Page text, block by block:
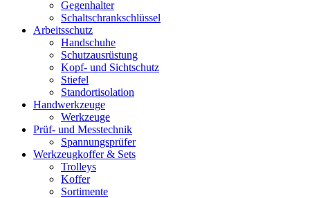
Gegenhalter
Schaltschrankschlüssel
Arbeitsschutz
Handschuhe
Schutzausrüstung
Kopf- und Sichtschutz
Stiefel
Standortisolation
Handwerkzeuge
Werkzeuge
Prüf- und Messtechnik
Spannungsprüfer
Werkzeugkoffer & Sets
Trolleys
Koffer
Sortimente